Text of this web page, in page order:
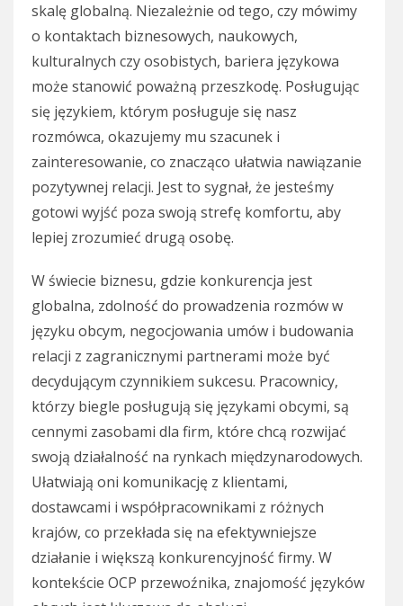
skalę globalną. Niezależnie od tego, czy mówimy
o kontaktach biznesowych, naukowych,
kulturalnych czy osobistych, bariera językowa
może stanowić poważną przeszkodę. Posługując
się językiem, którym posługuje się nasz
rozmówca, okazujemy mu szacunek i
zainteresowanie, co znacząco ułatwia nawiązanie
pozytywnej relacji. Jest to sygnał, że jesteśmy
gotowi wyjść poza swoją strefę komfortu, aby
lepiej zrozumieć drugą osobę.
W świecie biznesu, gdzie konkurencja jest
globalna, zdolność do prowadzenia rozmów w
języku obcym, negocjowania umów i budowania
relacji z zagranicznymi partnerami może być
decydującym czynnikiem sukcesu. Pracownicy,
którzy biegle posługują się językami obcymi, są
cennymi zasobami dla firm, które chcą rozwijać
swoją działalność na rynkach międzynarodowych.
Ułatwiają oni komunikację z klientami,
dostawcami i współpracownikami z różnych
krajów, co przekłada się na efektywniejsze
działanie i większą konkurencyjność firmy. W
kontekście OCP przewoźnika, znajomość języków